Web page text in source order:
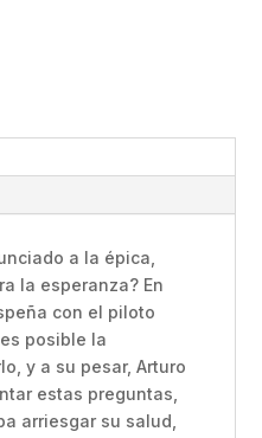
a la épica,
la esperanza? En
con el piloto
posible la
y a su pesar, Arturo
estas preguntas,
arriesgar su salud,